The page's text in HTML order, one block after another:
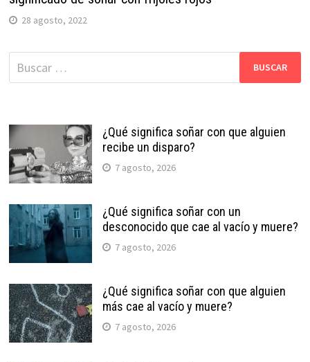
28 agosto, 2022
Buscar:
¿Qué significa soñar con que alguien
recibe un disparo?
7 agosto, 2026
¿Qué significa soñar con un
desconocido que cae al vacío y muere?
7 agosto, 2026
¿Qué significa soñar con que alguien
más cae al vacío y muere?
7 agosto, 2026